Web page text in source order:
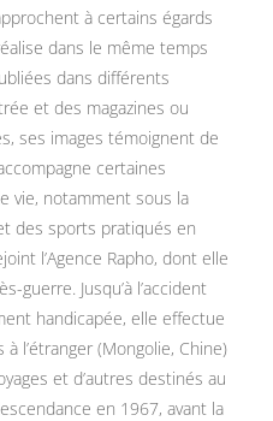
à certains égards
dans le même temps
dans différents
et des magazines ou
ses images témoignent de
certaines
vie, notamment sous la
des sports pratiqués en
l’Agence Rapho, dont elle
guerre. Jusqu’à l’accident
handicapée, elle effectue
l’étranger (Mongolie, Chine)
et d’autres destinés au
en 1967, avant la